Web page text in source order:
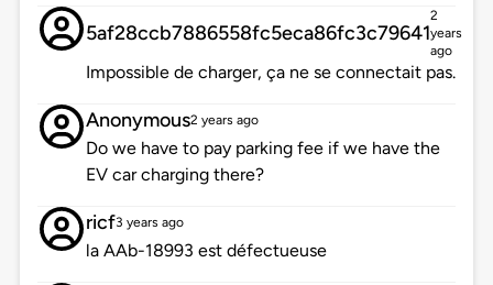
5af28ccb7886558fc5eca86fc3c79641
2
years
ago
Impossible de charger, ça ne se connectait pas.
Anonymous2 years ago
Do we have to pay parking fee if we have the
EV car charging there?
ricf3 years ago
la AAb-18993 est défectueuse